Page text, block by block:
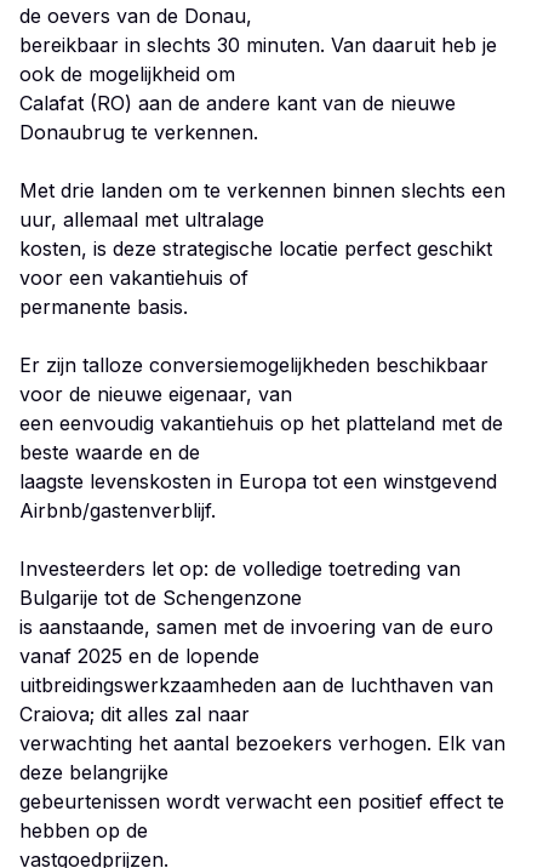
de oevers van de Donau,
bereikbaar in slechts 30 minuten. Van daaruit heb je
ook de mogelijkheid om
Calafat (RO) aan de andere kant van de nieuwe
Donaubrug te verkennen.
Met drie landen om te verkennen binnen slechts een
uur, allemaal met ultralage
kosten, is deze strategische locatie perfect geschikt
voor een vakantiehuis of
permanente basis.
Er zijn talloze conversiemogelijkheden beschikbaar
voor de nieuwe eigenaar, van
een eenvoudig vakantiehuis op het platteland met de
beste waarde en de
laagste levenskosten in Europa tot een winstgevend
Airbnb/gastenverblijf.
Investeerders let op: de volledige toetreding van
Bulgarije tot de Schengenzone
is aanstaande, samen met de invoering van de euro
vanaf 2025 en de lopende
uitbreidingswerkzaamheden aan de luchthaven van
Craiova; dit alles zal naar
verwachting het aantal bezoekers verhogen. Elk van
deze belangrijke
gebeurtenissen wordt verwacht een positief effect te
hebben op de
vastgoedprijzen.